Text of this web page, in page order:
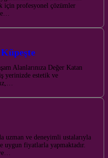
için profesyonel çözümler
Alanlarınıza Değer Katan
yerinizde estetik ve
uzman ve deneyimli ustalarıyla
uygun fiyatlarla yapmaktadır.